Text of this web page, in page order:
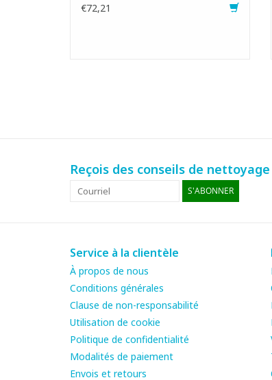
€72,21
Reçois des conseils de
S'ABONNER
Service à la clientèle
À propos de nous
Conditions générales
Clause de non-responsabilité
Utilisation de cookie
Politique de confidentialité
Modalités de paiement
Envois et retours